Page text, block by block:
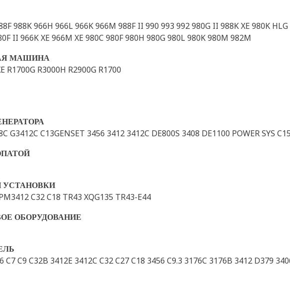
988K 966H 966L 966K 966M 988F II 990 993 992 980G II 988K XE 980K
II 966K XE 966M XE 980C 980F 980H 980G 980L 980K 980M 982M
МАШИНА
R1700G R3000H R2900G R1700
G3412C C13GENSET 3456 3412 3412C DE800S 3408 DE1100 POWER SYS
УСТАНОВКИ
C32 C18 TR43 XQG135 TR43-E44
ОБОРУДОВАНИЕ
C7 C9 C32B 3412E 3412C C32 C27 C18 3456 C9.3 3176C 3176B 3412 D379